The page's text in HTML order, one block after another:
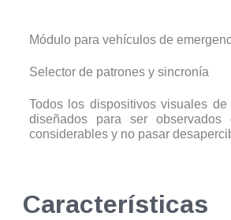
Módulo para vehículos de
Selector de patrones y sincronía
Todos los dispositivos visuales de
diseñados para ser observados
considerables y no pasar
Características